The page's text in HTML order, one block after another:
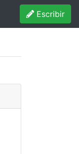
Escribir